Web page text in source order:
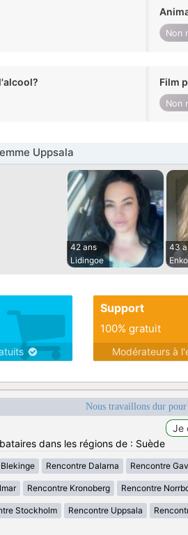
Non
Film
Non
Uppsala
42 ans
Lidingoe
43
Support
100% gratuit
Modérateurs à
Nous travaillons dur
dans les régions de : Suède
Rencontre Dalarna Rencontre
Rencontre Kronoberg Rencontre
Stockholm Rencontre Uppsala